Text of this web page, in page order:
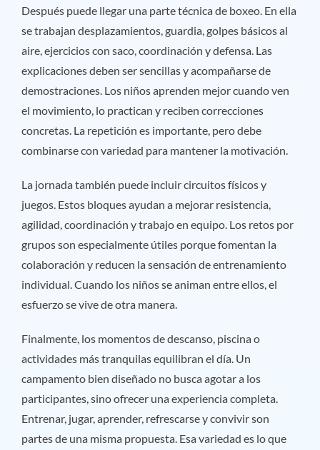
Después puede llegar una parte técnica de boxeo. En ella
se trabajan desplazamientos, guardia, golpes básicos al
aire, ejercicios con saco, coordinación y defensa. Las
explicaciones deben ser sencillas y acompañarse de
demostraciones. Los niños aprenden mejor cuando ven
el movimiento, lo practican y reciben correcciones
concretas. La repetición es importante, pero debe
combinarse con variedad para mantener la motivación.
La jornada también puede incluir circuitos físicos y
juegos. Estos bloques ayudan a mejorar resistencia,
agilidad, coordinación y trabajo en equipo. Los retos por
grupos son especialmente útiles porque fomentan la
colaboración y reducen la sensación de entrenamiento
individual. Cuando los niños se animan entre ellos, el
esfuerzo se vive de otra manera.
Finalmente, los momentos de descanso, piscina o
actividades más tranquilas equilibran el día. Un
campamento bien diseñado no busca agotar a los
participantes, sino ofrecer una experiencia completa.
Entrenar, jugar, aprender, refrescarse y convivir son
partes de una misma propuesta. Esa variedad es lo que